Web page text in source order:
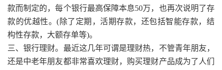
款而制定的，每个银行最高保障本息50万，也再次说明了存
款的优越性。(除了定期，活期存款，还包括智能存款，结
构性存款，大额存单等)。
三、银行理财。最近这几年可谓是理财热，不管青年朋友，
还是中老年朋友都非常喜欢理财，购买理财产品成为了人们